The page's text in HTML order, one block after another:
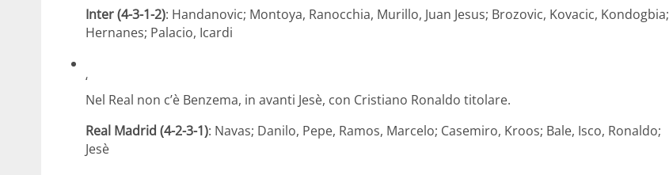
Inter (4-3-1-2): Handanovic; Montoya, Ranocchia, Murillo, Juan Jesus; Brozovic, Kovacic, Kondogbia;
Hernanes; Palacio, Icardi
‘
Nel Real non c’è Benzema, in avanti Jesè, con Cristiano Ronaldo titolare.
Real Madrid (4-2-3-1): Navas; Danilo, Pepe, Ramos, Marcelo; Casemiro, Kroos; Bale, Isco, Ronaldo;
Jesè